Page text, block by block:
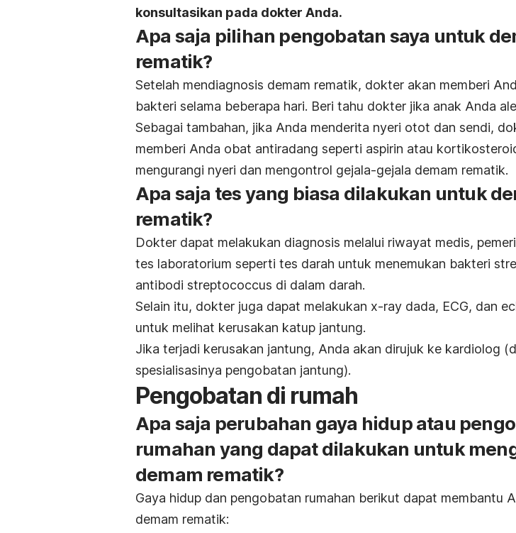
konsultasikan pada dokter Anda.
Apa saja pilihan pengobatan saya untuk
rematik?
Setelah mendiagnosis demam rematik, dokter akan memberi
bakteri selama beberapa hari. Beri tahu dokter jika anak Anda
Sebagai tambahan, jika Anda menderita nyeri otot dan sendi,
memberi Anda obat antiradang seperti aspirin atau
mengurangi nyeri dan mengontrol gejala-gejala demam rematik.
Apa saja tes yang biasa dilakukan untuk
rematik?
Dokter dapat melakukan diagnosis melalui riwayat medis,
tes laboratorium seperti tes darah untuk menemukan bakteri
antibodi streptococcus di dalam darah.
Selain itu, dokter juga dapat melakukan x-ray dada, ECG, dan
untuk melihat kerusakan katup jantung.
Jika terjadi kerusakan jantung, Anda akan dirujuk ke kardiolog
spesialisasinya pengobatan jantung).
Pengobatan di rumah
Apa saja perubahan gaya hidup atau
rumahan yang dapat dilakukan untuk
demam rematik?
Gaya hidup dan pengobatan rumahan berikut dapat membantu
demam rematik: